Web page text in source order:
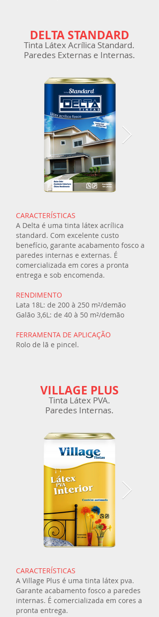
DELTA STANDARD
Tinta Látex Acrílica Standard.
Paredes Externas e Internas.
CARACTERÍSTICAS
A Delta é uma tinta látex acrílica
standard. Com excelente custo
benefício, garante acabamento fosco a
paredes internas e externas. É
comercializada em cores a pronta
entrega e sob encomenda.
RENDIMENTO
Lata 18L: de 200 à 250 m²/demão
Galão 3,6L: de 40 à 50 m²/demão
FERRAMENTA DE APLICAÇÃO
Rolo de lã e pincel.
VILLAGE PLUS
Tinta Látex PVA.
Paredes Internas.
CARACTERÍSTICAS
A Village Plus é uma tinta látex pva.
Garante acabamento fosco a paredes
internas. É comercializada em cores a
pronta entrega.